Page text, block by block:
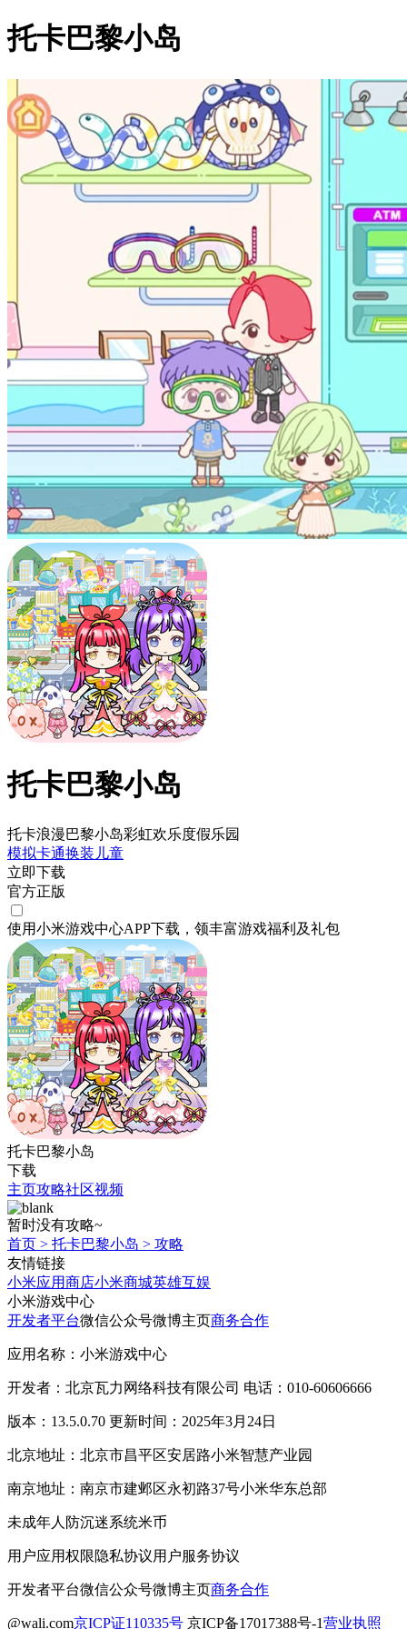
托卡巴黎小岛
托卡巴黎小岛
托卡浪漫巴黎小岛彩虹欢乐度假乐园
模拟卡通换装 儿童
立即下载
官方正版
使用小米游戏中心APP下载 ，领丰富游戏福利 及礼包
托卡巴黎小岛
下载
主页攻略社区视频
暂时没有攻略~
首页 > 托卡巴黎小岛 > 攻略
友情链接
小米应用商店小米商城英雄互娱
小米游戏中心
开发者平台微信公众号微博主页商务合作
应用名称：小米游戏中心
开发者：北京瓦力网络科技有限公司 电话：010-60606666
版本：13.5.0.70 更新时间：2025年3月24日
北京地址：北京市昌平区安居路小米智慧产业园
南京地址：南京市建邺区永初路37号小米华东总部
未成年人防沉迷系统米币
用户应用权限隐私协议用户服务协议
开发者平台微信公众号微博主页商务合作
@wali.com京ICP证110335号 京ICP备17017388号-1营业执照